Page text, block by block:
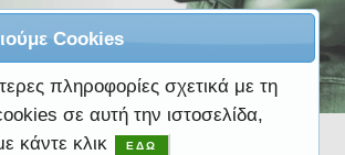
Cookies
πληροφορίες σχετικά με τη
σε αυτή την ιστοσελίδα,
κάντε κλικ
ΕΔΩ